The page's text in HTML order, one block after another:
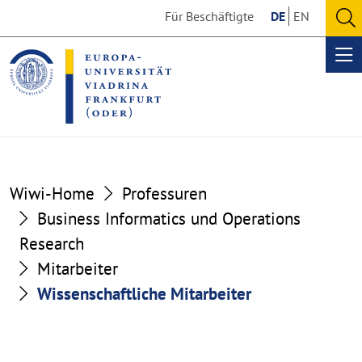
the
content
section
the
footer
section
Für Beschäftigte DE EN
Wiwi-Home
Professuren
Business Informatics und Operations
Research
Mitarbeiter
Wissenschaftliche Mitarbeiter